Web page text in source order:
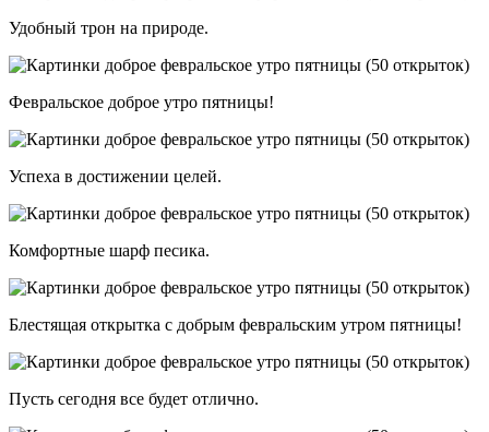
Удобный трон на природе.
Февральское доброе утро пятницы!
Успеха в достижении целей.
Комфортные шарф песика.
Блестящая открытка с добрым февральским утром пятницы!
Пусть сегодня все будет отлично.